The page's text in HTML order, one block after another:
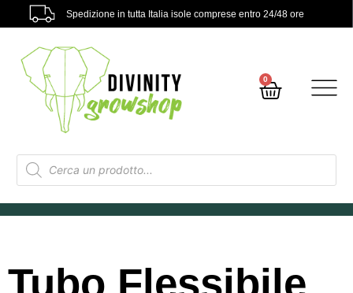
Spedizione in tutta Italia isole comprese entro 24/48 ore
0
Tubo Flessibile